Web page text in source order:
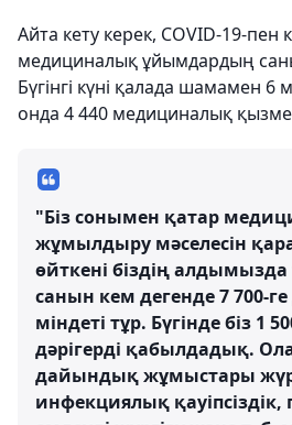
Айта кету керек, COVID-19-пен
медициналық ұйымдардың
Бүгінгі күні қалада шамамен
онда 4 440 медициналық
"Біз сонымен қатар
жұмылдыру мәселесін
өйткені біздің
санын кем дегенде 7 700-ге
міндеті тұр. Бүгінде біз 1
дәрігерді қабылдадық.
дайындық жұмыстары
инфекциялық қауіпсіздік,